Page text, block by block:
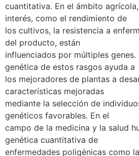
cuantitativa. En el ámbito
interés, como el rendimiento de
los cultivos, la resistencia a
del producto, están
influenciados por múltiples genes.
genética de estos rasgos ayuda a
los mejoradores de plantas a
características mejoradas
mediante la selección de
genéticos favorables. En el
campo de la medicina y la salud
genética cuantitativa de
enfermedades poligénicas como